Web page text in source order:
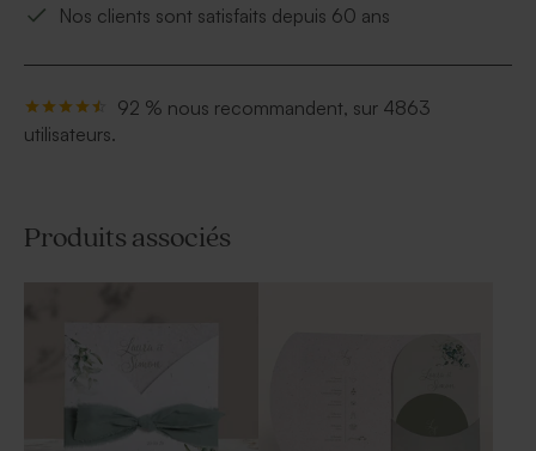
Nos clients sont satisfaits depuis 60 ans
92 % nous recommandent, sur 4863
utilisateurs.
Produits associés